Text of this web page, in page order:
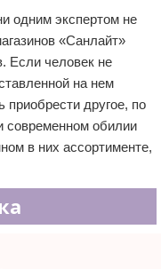
одним экспертом не
«Санлайт»
Если человек не
на нем
приобрести другое, по
современном обилии
в них ассортименте,